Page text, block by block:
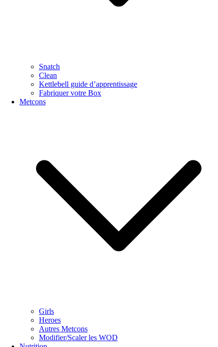
Snatch
Clean
Kettlebell guide d’apprentissage
Fabriquer votre Box
Metcons
Girls
Heroes
Autres Metcons
Modifier/Scaler les WOD